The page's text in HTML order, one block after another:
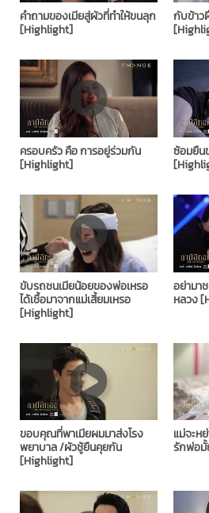
คำถามของเมียสู่ผัวที่ทำให้ขนลุก
[Highlight]
กับข้าว
ครอบครัว คือ การอยู่ร่วมกัน
[Highlight]
ซ้อมยืน
ขับรถชนเมียน้อยของพ่อเหรอ
ได้เชื้อมาจากแม่เสี้ยมเหรอ
[Highlight]
อย่ามา
หลวง
ขอบคุณที่พาเมียผมมาส่งโรง
พยาบาล /ผัวชู้ยืนคุยกัน
[Highlight]
แม่จะห
รักพ่อ